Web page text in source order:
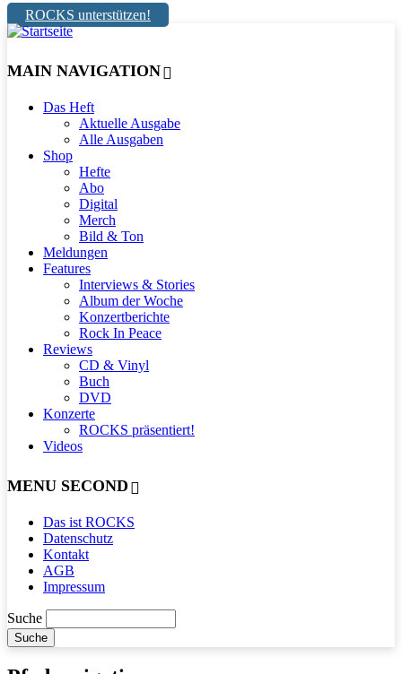
ROCKS unterstützen!
MAIN NAVIGATION
Das Heft
Aktuelle Ausgabe
Alle Ausgaben
Shop
Hefte
Abo
Digital
Merch
Bild & Ton
Meldungen
Features
Interviews & Stories
Album der Woche
Konzertberichte
Rock In Peace
Reviews
CD & Vinyl
Buch
DVD
Konzerte
ROCKS präsentiert!
Videos
MENU SECOND
Das ist ROCKS
Datenschutz
Kontakt
AGB
Impressum
Suche